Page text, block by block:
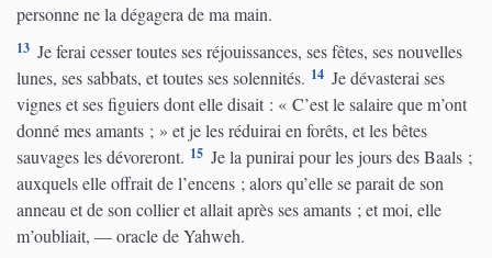
personne ne la dégagera de ma main.
13 Je ferai cesser toutes ses réjouissances, ses fêtes, ses nouvelles
lunes, ses sabbats, et toutes ses solennités. 14 Je dévasterai ses
vignes et ses figuiers dont elle disait : « C’est le salaire que m’ont
donné mes amants ; » et je les réduirai en forêts, et les bêtes
sauvages les dévoreront. 15 Je la punirai pour les jours des Baals ;
auxquels elle offrait de l’encens ; alors qu’elle se parait de son
anneau et de son collier et allait après ses amants ; et moi, elle
m’oubliait, — oracle de Yahweh.